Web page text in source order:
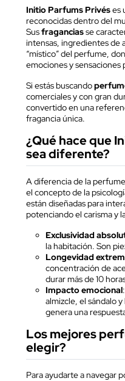
Initio Parfums Privéses
reconocidas dentro del
Susfraganciasse
intensas, ingredientes de
“místico” del perfume,
emociones y sensaciones
Si estás buscando
comerciales y con gran
convertido en una
fragancia única.
¿Qué hace que
sea diferente?
A diferencia de la
el concepto de la
están diseñadas para
potenciando el carisma y
Exclusividad
la habitación. Son
Longevidad
concentración de
durar más de 10
Impacto emocional
almizcle, el sándalo
genera una
Los mejores
elegir?
Para ayudarte a navegar